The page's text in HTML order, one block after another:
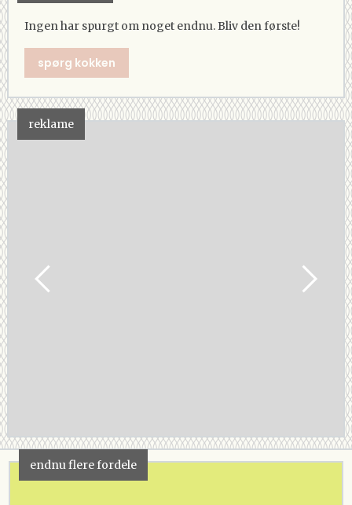
Ingen har spurgt om noget endnu. Bliv den første!
spørg kokken
reklame
endnu flere fordele